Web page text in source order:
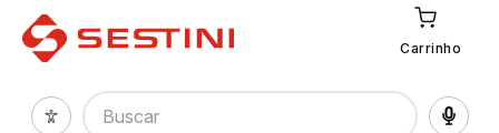
Carrinho
Buscar